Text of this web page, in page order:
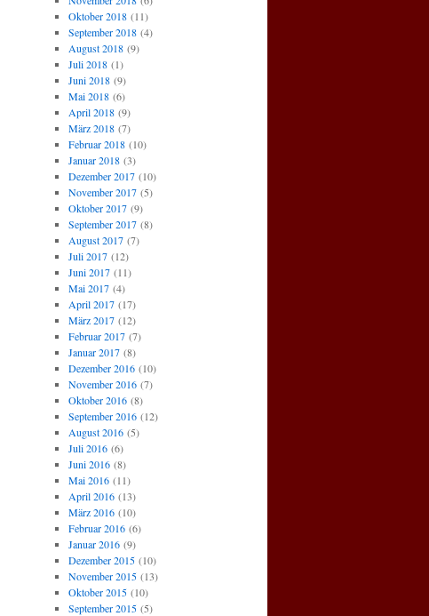
Oktober 2018(11)
September 2018(4)
August 2018(9)
Juli 2018(1)
Juni 2018(9)
Mai 2018(6)
April 2018(9)
März 2018(7)
Februar 2018(10)
Januar 2018(3)
Dezember 2017(10)
November 2017(5)
Oktober 2017(9)
September 2017(8)
August 2017(7)
Juli 2017(12)
Juni 2017(11)
Mai 2017(4)
April 2017(17)
März 2017(12)
Februar 2017(7)
Januar 2017(8)
Dezember 2016(10)
November 2016(7)
Oktober 2016(8)
September 2016(12)
August 2016(5)
Juli 2016(6)
Juni 2016(8)
Mai 2016(11)
April 2016(13)
März 2016(10)
Februar 2016(6)
Januar 2016(9)
Dezember 2015(10)
November 2015(13)
Oktober 2015(10)
September 2015(5)